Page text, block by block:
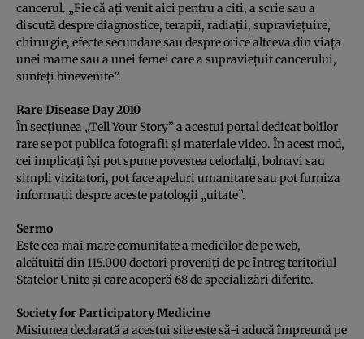
cancerul. „Fie că aţi venit aici pentru a citi, a scrie sau a
discută despre diagnostice, terapii, radiaţii, supravieţuire,
chirurgie, efecte secundare sau despre orice altceva din viaţa
unei mame sau a unei femei care a supravieţuit cancerului,
sunteţi binevenite”.
Rare Disease Day 2010
În secţiunea „Tell Your Story” a acestui portal dedicat bolilor
rare se pot publica fotografii şi materiale video. În acest mod,
cei implicaţi îşi pot spune povestea celorlalţi, bolnavi sau
simpli vizitatori, pot face apeluri umanitare sau pot furniza
informaţii despre aceste patologii „uitate”.
Sermo
Este cea mai mare comunitate a medicilor de pe web,
alcătuită din 115.000 doctori proveniţi de pe întreg teritoriul
Statelor Unite şi care acoperă 68 de specializări diferite.
Society for Participatory Medicine
Misiunea declarată a acestui site este să-i aducă împreună pe